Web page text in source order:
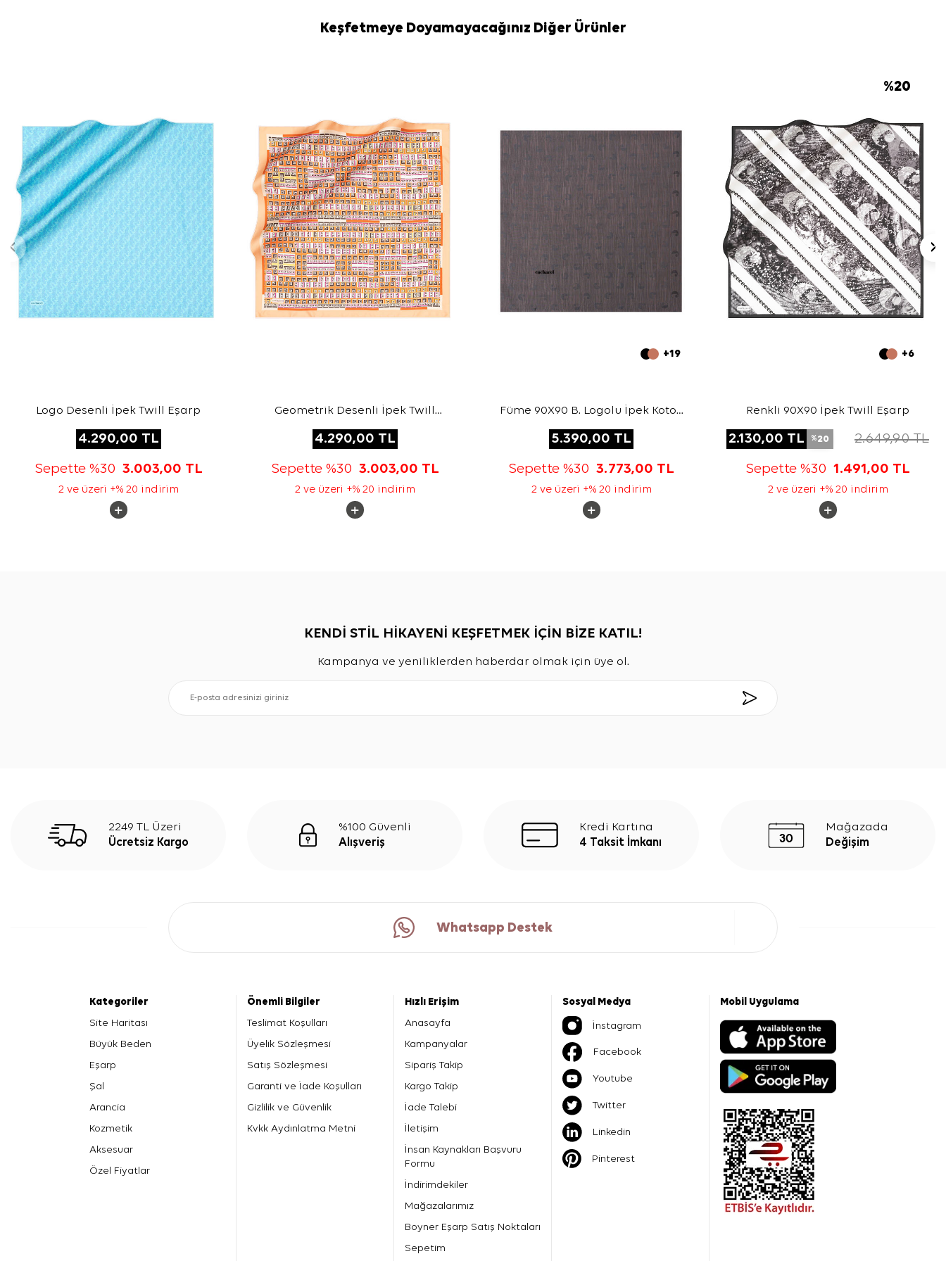
Yıkama ve bakım için ürün etiketindeki talimatları izleyiniz.
Bu ipek eşarp hangi renklerle kombinlenir?
Deseni çiçekli mi yoksa geometrik mi?
Kare eşarp nasıl kullanılabilir?
Keşfetmeye Doyamayacağınız Diğer Ürünler
Logo Desenli İpek Twill Eşarp
4.290,00 TL
Sepette %30 3.003,00 TL
2 ve üzeri +% 20 indirim
Geometrik Desenli İpek Twill
4.290,00 TL
Sepette %30 3.003,00 TL
2 ve üzeri +% 20 indirim
+19
Füme 90X90 B. Logolu İpek Koton
5.390,00 TL
Sepette %30 3.773,00 TL
2 ve üzeri +% 20 indirim
%20
+6
Renkli 90X90 İpek Twill Eşarp
2.130,00 TL %20 2.649,90TL
Sepette %30 1.491,00 TL
2 ve üzeri +% 20 indirim
KENDİ STİL HİKAYENİ KEŞFETMEK İÇİN BİZE KATIL!
Kampanya ve yeniliklerden haberdar olmak için üye ol.
2249 TL Üzeri
Ücretsiz Kargo
%100 Güvenli
Alışveriş
Kredi Kartına
4 Taksit İmkanı
Mağazada
Değişim
Whatsapp Destek
Kategoriler
Site Haritası
Büyük Beden
Eşarp
Şal
Arancia
Kozmetik
Aksesuar
Özel Fiyatlar
Önemli Bilgiler
Teslimat Koşulları
Üyelik Sözleşmesi
Satış Sözleşmesi
Garanti ve İade Koşulları
Gizlilik ve Güvenlik
Kvkk Aydınlatma Metni
Hızlı Erişim
Anasayfa
Kampanyalar
Sipariş Takip
Kargo Takip
İade Talebi
İletişim
İnsan Kaynakları Başvuru
Formu
İndirimdekiler
Mağazalarımız
Boyner Eşarp Satış Noktaları
Sepetim
Sosyal Medya
İnstagram
Facebook
Youtube
Twitter
Linkedin
Pinterest
Mobil Uygulama